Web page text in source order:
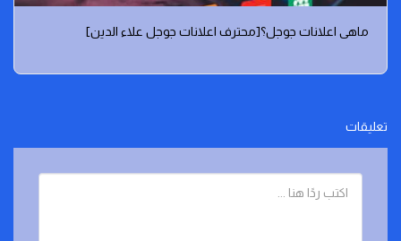
ماهي اعلانات جوجل؟[محترف اعلانات جوجل علاء الدين]
تعليقات